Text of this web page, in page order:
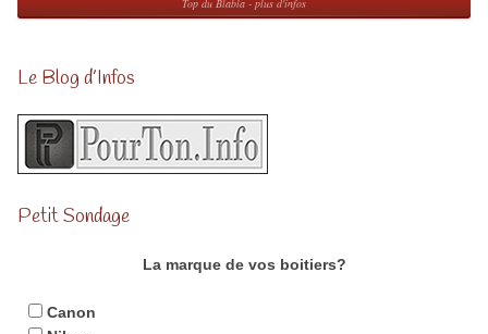
Top du Blabla - plus d'infos
Le Blog d’Infos
Petit Sondage
La marque de vos boitiers?
Canon